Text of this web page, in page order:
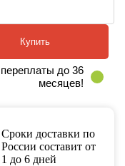
Купить
до 36
месяцев!
Сроки доставки по
России составит от
1 до 6 дней